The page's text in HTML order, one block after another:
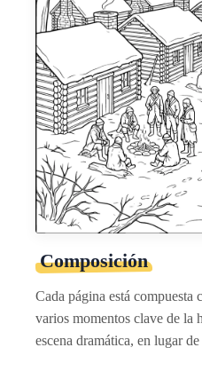
Composición
Cada página está
varios momentos clave de la
escena dramática, en lugar